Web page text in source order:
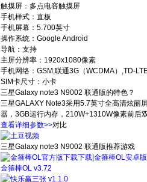
触摸屏：多点电容触摸屏
手机样式：直板
手机屏幕：5.700英寸
操作系统：Google Android
导航：支持
主屏分辨率：1920x1080像素
手机网络：GSM,联通3G（WCDMA）,TD-
SIM卡尺寸：小卡
三星Galaxy note3 N9002 联通版的特色？
三星GALAXY Note3采用5.7英寸全高清炫丽
器，3GB运行内存，210W+1310W像素前后
查看详细参数>>对比
三星Galaxy note3 N9002 联通版推荐游戏
金箍棒OL v3.72